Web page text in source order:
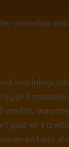
onnodige
een
je 3
credits,
gaat er 1
en later